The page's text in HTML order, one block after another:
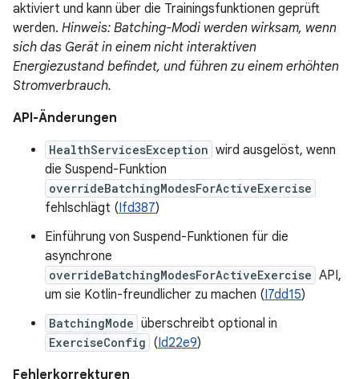
aktiviert und kann über die Trainingsfunktionen geprüft
werden. Hinweis: Batching-Modi werden wirksam, wenn
sich das Gerät in einem nicht interaktiven
Energiezustand befindet, und führen zu einem erhöhten
Stromverbrauch.
API-Änderungen
HealthServicesException wird ausgelöst, wenn
die Suspend-Funktion
overrideBatchingModesForActiveExercise
fehlschlägt (Ifd387)
Einführung von Suspend-Funktionen für die
asynchrone
overrideBatchingModesForActiveExercise API,
um sie Kotlin-freundlicher zu machen (I7dd15)
BatchingMode überschreibt optional in
ExerciseConfig (Id22e9)
Fehlerkorrekturen